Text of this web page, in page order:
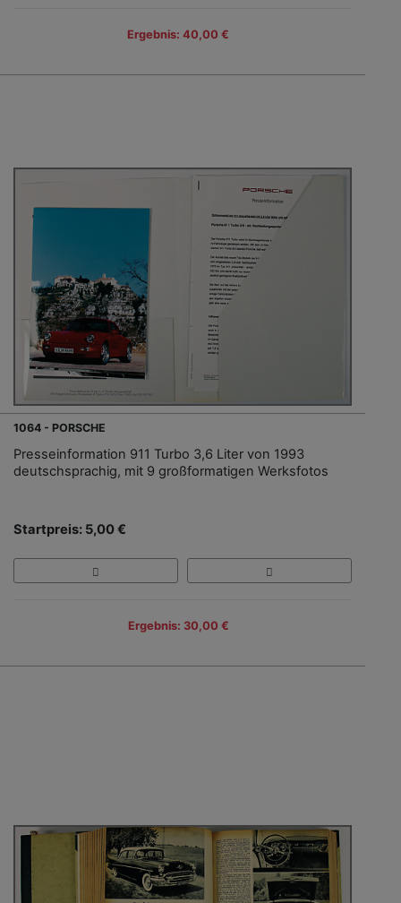
Ergebnis: 40,00 €
1064 - PORSCHE
Presseinformation 911 Turbo 3,6 Liter von 1993
deutschsprachig, mit 9 großformatigen Werksfotos
Startpreis: 5,00 €
Ergebnis: 30,00 €